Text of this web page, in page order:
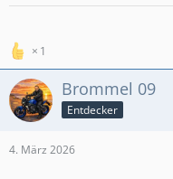
Einer von uns beiden ist
1
Brommel 09
Entdecker
4. März 2026